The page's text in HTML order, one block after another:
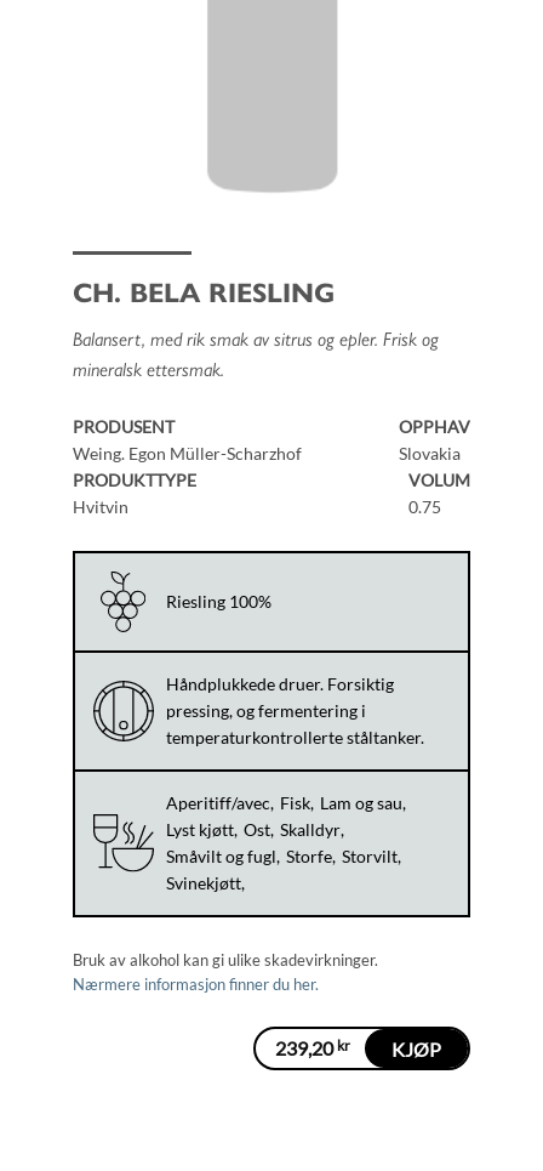
CH. BELA RIESLING
Balansert, med rik smak av sitrus og epler. Frisk og
mineralsk ettersmak.
PRODUSENT
Weing. Egon Müller-Scharzhof
OPPHAV
Slovakia
PRODUKTTYPE
Hvitvin
VOLUM
0.75
Riesling 100%
Håndplukkede druer. Forsiktig
pressing, og fermentering i
temperaturkontrollerte ståltanker.
Aperitiff/avec Fisk Lam og sau
Lyst kjøtt Ost Skalldyr
Småvilt og fugl Storfe Storvilt
Svinekjøtt
Bruk av alkohol kan gi ulike skadevirkninger.
Nærmere informasjon finner du her.
239,20 kr KJØP